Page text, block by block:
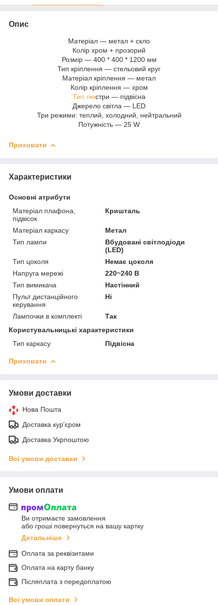
Опис
Матеріал — метал + скло
Колір хром + прозорий
Розмір — 400 * 400 * 1200 мм
Тип кріплення — стельовий круг
Матеріал кріплення — метал
Колір кріплення — хром
Тип люстри — підвісна
Джерело світла — LED
Три режими: теплий, холодний, нейтральний
Потужність — 25 W
Приховати
Характеристики
Основні атрибути
Матеріал плафона,
підвісок
Кришталь
Матеріал каркасу
Метал
Тип лампи
Вбудовані світлодіоди
(LED)
Тип цоколя
Немає цоколя
Напруга мережі
220~240 В
Тип вимикача
Настінний
Пульт дистанційного
керування
Ні
Лампочки в комплекті
Так
Користувальницькі характеристики
Тип каркасу
Підвісна
Приховати
Умови доставки
Нова Пошта
Доставка кур'єром
Доставка Укрпоштою
Всі умови доставки
Умови оплати
Ви отримаєте замовлення
або гроші повернуться на вашу картку
Детальніше
Оплата за реквізитами
Оплата на карту банку
Післяплата з передоплатою
Всі умови оплати